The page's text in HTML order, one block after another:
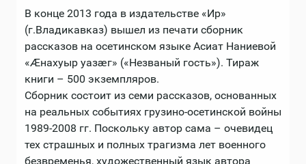
В конце 2013 года в издательстве «Ир»
(г.Владикавказ) вышел из печати сборник
рассказов на осетинском языке Асиат Наниевой
«Æнахуыр уазæг» («Незваный гость»). Тираж
книги – 500 экземпляров.
Сборник состоит из семи рассказов, основанных
на реальных событиях грузино-осетинской войны
1989-2008 гг. Поскольку автор сама – очевидец
тех страшных и полных трагизма лет военного
безвременья, художественный язык автора